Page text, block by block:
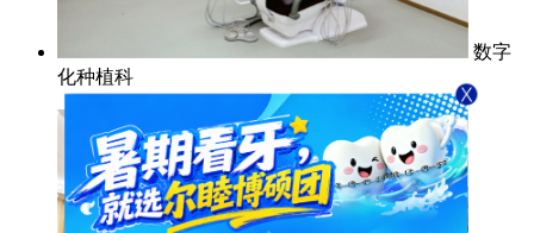
数字
化种植科